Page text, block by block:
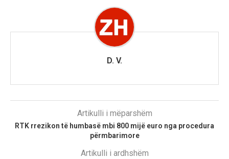
D. V.
Artikulli i mëparshëm
RTK rrezikon të humbasë mbi 800 mijë euro nga procedura
përmbarimore
Artikulli i ardhshëm